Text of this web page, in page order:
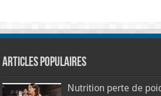
Articles populaires
Nutrition perte de